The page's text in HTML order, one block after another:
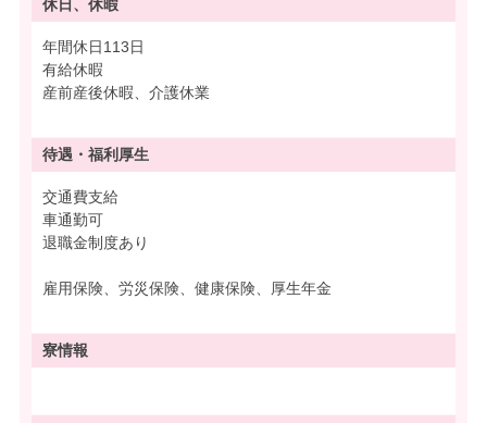
休日、休暇
年間休日113日
有給休暇
産前産後休暇、介護休業
待遇・ 福利厚生
交通費支給
車通勤可
退職金制度あり
雇用保険、労災保険、健康保険、厚生年金
寮情報